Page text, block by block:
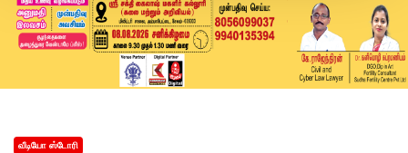
வீடியோ ஸ்டோரி